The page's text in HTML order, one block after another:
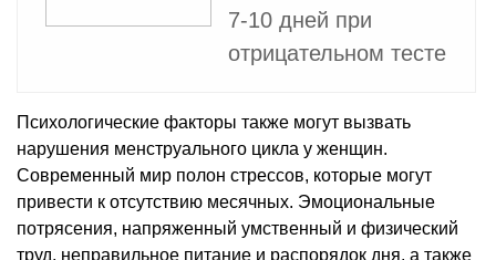
7-10 дней при
отрицательном тесте
Психологические факторы также могут вызвать
нарушения менструального цикла у женщин.
Современный мир полон стрессов, которые могут
привести к отсутствию месячных. Эмоциональные
потрясения, напряженный умственный и физический
труд, неправильное питание и распорядок дня, а также